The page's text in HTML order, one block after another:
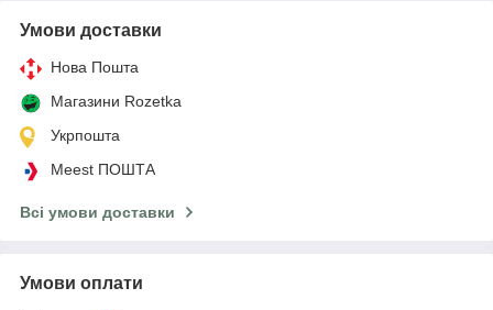
Умови доставки
Нова Пошта
Магазини Rozetka
Укрпошта
Meest ПОШТА
Всі умови доставки
Умови оплати